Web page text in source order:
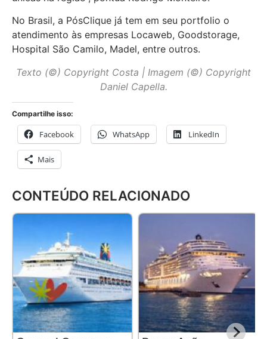
No Brasil, a PósClique já tem em seu portfolio o
atendimento às empresas Locaweb, Goodstorage,
Hospital São Camilo, Madel, entre outros.
Texto (©) Copyright Costa | Imagem (©) Copyright
Daniel Capella.
Compartilhe isso:
Facebook WhatsApp LinkedIn
Mais
CONTEÚDO RELACIONADO